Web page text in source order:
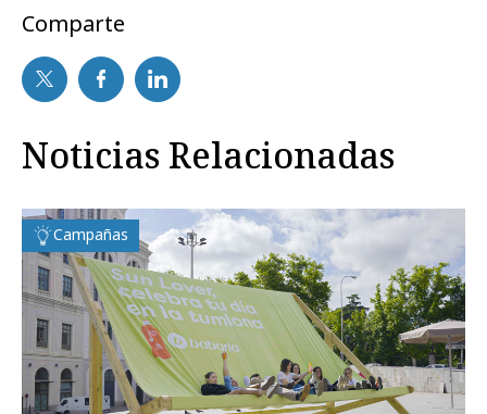
Comparte
Noticias Relacionadas
Campañas